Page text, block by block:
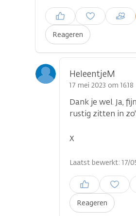
Reageren
Inloggen om een reactie te
plaatsen
HeleentjeM
17 mei 2023 om 16.18
Dank je wel. Ja,
rustig zitten in
X
Laatst bewerkt: 17/
Reageren
Inloggen om een
plaatsen